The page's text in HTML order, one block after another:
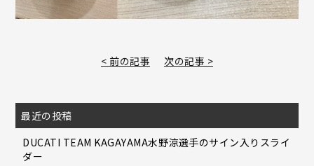
< 前の記事 次の記事 >
最近の投稿
DUCATI TEAM KAGAYAMA水野涼選手のサイン入りスライ
ダー